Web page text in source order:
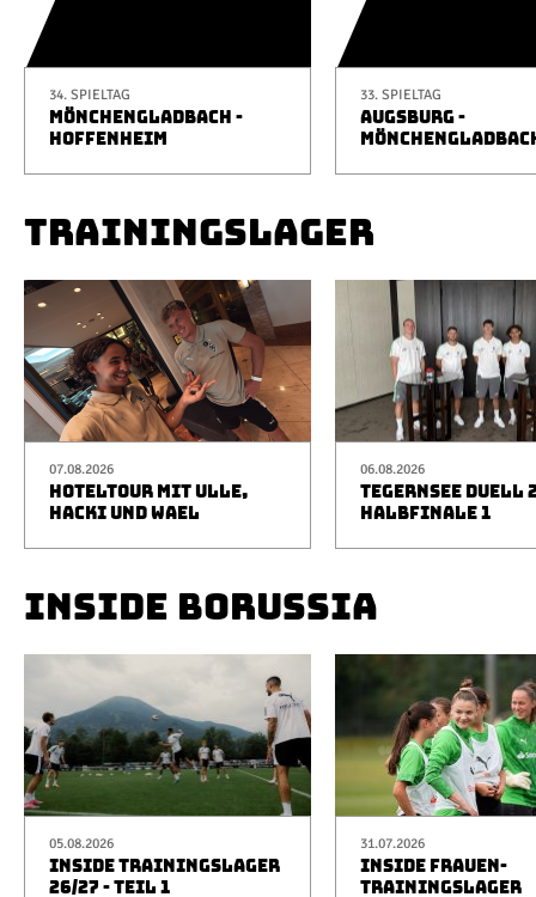
34. SPIELTAG
MÖNCHENGLADBACH -
HOFFENHEIM
33. SPIELTAG
AUGSBURG -
TRAININGSLAGER
07.08.2026
HOTELTOUR MIT ULLE,
HACKI UND WAEL
06.08.2026
TEGERNSEE DUELL
HALBFINALE 1
INSIDE BORUSSIA
05.08.2026
INSIDE TRAININGSLAGER
26/27 - TEIL 1
31.07.2026
INSIDE FRAUEN-
TRAININGSLAGER